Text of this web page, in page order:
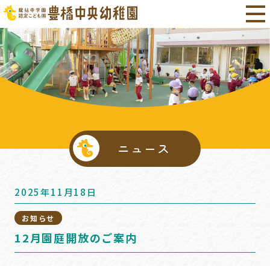
ニュース
2025年11月18日
お知らせ
12月園庭開放のご案内